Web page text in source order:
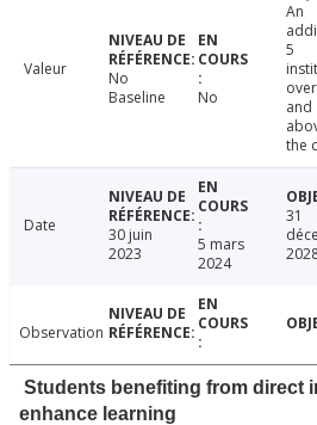
Valeur
No
Baseline
No
An
5
over
and
the c
Date
30 juin
2023
5 mars
2024
31
Observation
Students benefiting from direct
enhance learning